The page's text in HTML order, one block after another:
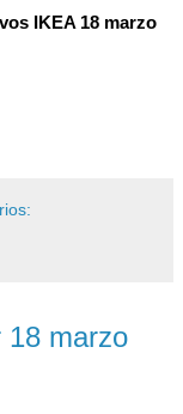
IKEA 18 marzo
18 marzo